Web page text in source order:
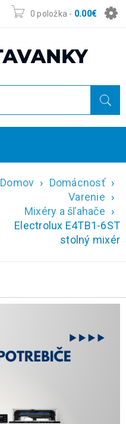
0 položka - 0.00€
Domov › Domácnosť ›
Varenie ›
Mixéry a šľahače ›
Electrolux E4TB1-6ST
stolný mixér